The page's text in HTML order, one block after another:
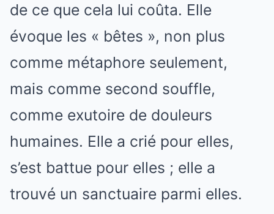
de ce que cela lui coûta. Elle
évoque les « bêtes », non plus
comme métaphore seulement,
mais comme second souffle,
comme exutoire de douleurs
humaines. Elle a crié pour elles,
s’est battue pour elles ; elle a
trouvé un sanctuaire parmi elles.